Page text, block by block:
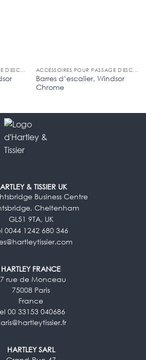
Barres d’escalier, Windsor
Chrome
& TISSIER UK
Business Centre
Cheltenham
GL51 9TA, UK
0044 1242 680 346
HARTLEY FRANCE
rue de Monceau
75008 Paris
France
00 33153 040686
HARTLEY SARL